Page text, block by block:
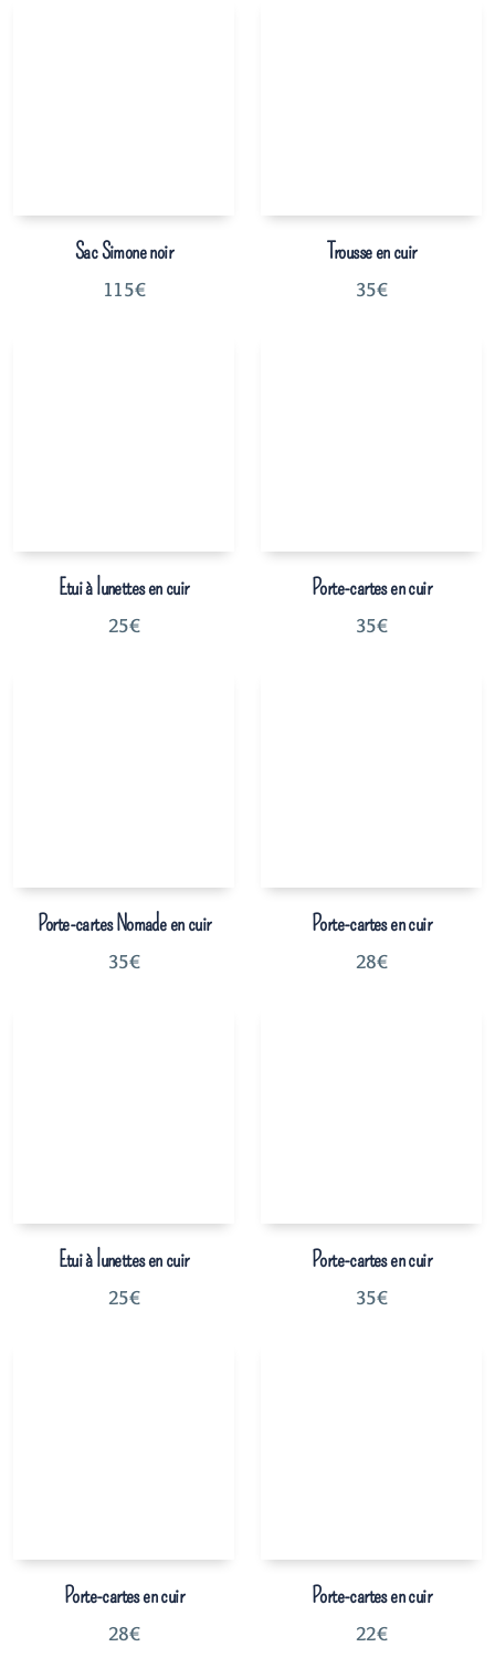
Sac Simone noir
115€
Trousse en cuir
35€
Etui à lunettes en cuir
25€
Porte-cartes en cuir
35€
Porte-cartes Nomade en cuir
35€
Porte-cartes en cuir
28€
Etui à lunettes en cuir
25€
Porte-cartes en cuir
35€
Porte-cartes en cuir
28€
Porte-cartes en cuir
22€